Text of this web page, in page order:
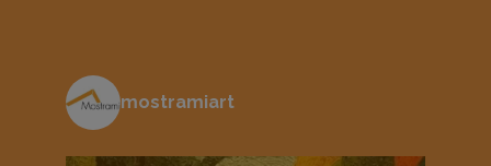
mostramiart